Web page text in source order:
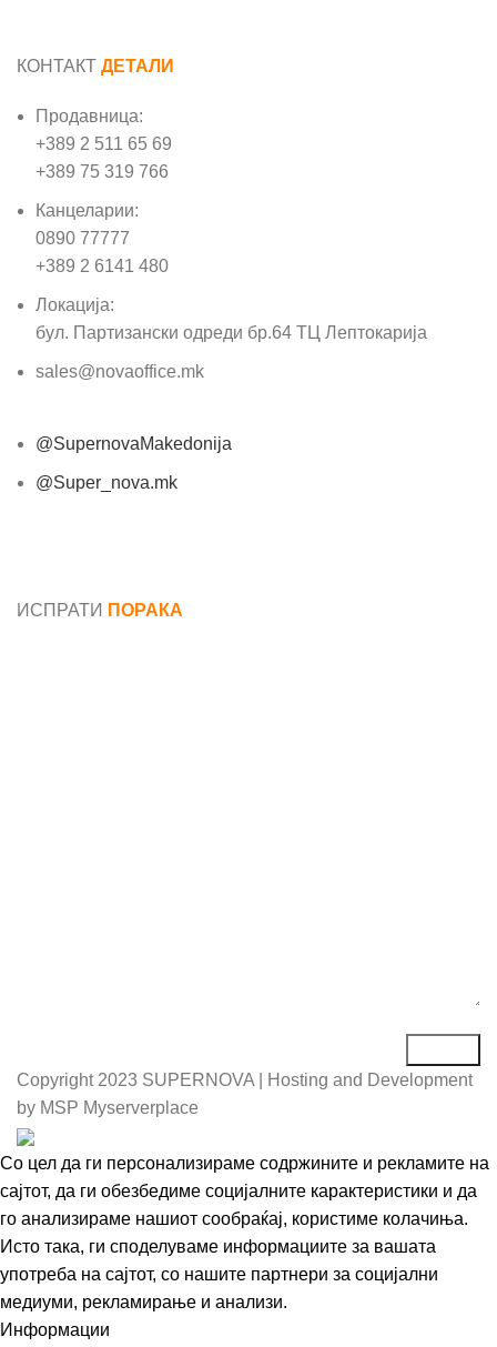
КОНТАКТ ДЕТАЛИ
Продавница:
+389 2 511 65 69
+389 75 319 766
Канцеларии:
0890 77777
+389 2 6141 480
Локација:
бул. Партизански одреди бр.64 ТЦ Лептокарија
sales@novaoffice.mk
@SupernovaMakedonija
@Super_nova.mk
ИСПРАТИ ПОРАКА
Copyright 2023 SUPERNOVA | Hosting and Development
by MSP Myserverplace
Со цел да ги персонализираме содржините и рекламите на
сајтот, да ги обезбедиме социјалните карактеристики и да
го анализираме нашиот сообраќај, користиме колачиња.
Исто така, ги споделуваме информациите за вашата
употреба на сајтот, со нашите партнери за социјални
медиуми, рекламирање и анализи.
Информации